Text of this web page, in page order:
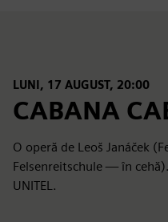
LUNI, 17 AUGUST, 20:00
CABANA
O operă de Leoš Janáček
Felsenreitschule — în
UNITEL.